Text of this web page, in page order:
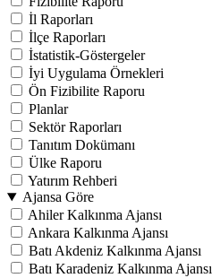
İl Raporları
İlçe Raporları
İstatistik-Göstergeler
İyi Uygulama Örnekleri
Ön Fizibilite Raporu
Planlar
Sektör Raporları
Tanıtım Dokümanı
Ülke Raporu
Yatırım Rehberi
Ajansa Göre
Ahiler Kalkınma Ajansı
Ankara Kalkınma Ajansı
Batı Akdeniz Kalkınma Ajansı
Batı Karadeniz Kalkınma Ajansı